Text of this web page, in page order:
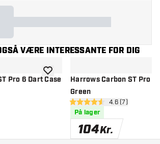
VÆRE INTERESSANTE FOR DIG
Pro 6 Dart Casetilføje til ønskeliste
Harrows Carbon ST Pro 3
Green
åbn
4.6 bedømmelsesstjerner
4.6 (7)
På lager
104Kr.